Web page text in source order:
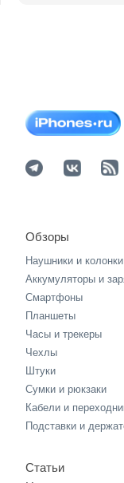
Обзоры
Наушники и колонки
Аккумуляторы и
Смартфоны
Планшеты
Часы и трекеры
Чехлы
Штуки
Сумки и рюкзаки
Кабели и
Подставки и
Статьи